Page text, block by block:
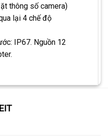
thông số camera)
lại 4 chế độ
IP67. Nguồn 12